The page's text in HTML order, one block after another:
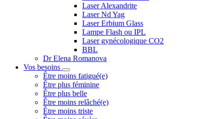
Laser Alexandrite
Laser Nd Yag
Laser Erbium Glass
Lampe Flash ou IPL
Laser gynécologique CO2
BBL
Dr Elena Romanova
Vos besoins
Être moins fatigué(e)
Être plus féminine
Être plus belle
Être moins relâché(e)
Être moins triste